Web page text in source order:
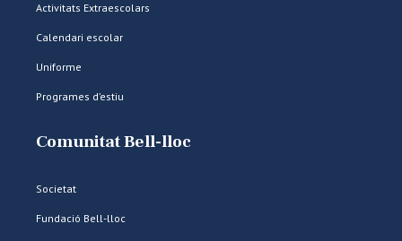
Activitats Extraescolars
Calendari escolar
Uniforme
Programes d’estiu
Comunitat Bell-lloc
Societat
Fundació Bell-lloc